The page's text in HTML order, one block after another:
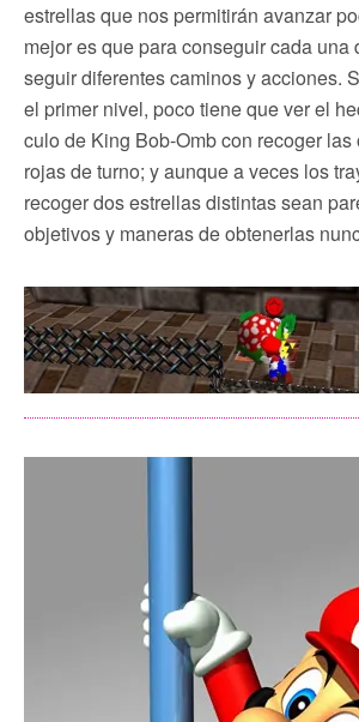
estrellas que nos permitirán avanzar
mejor es que para conseguir cada una
seguir diferentes caminos y acciones.
el primer nivel, poco tiene que ver el
culo de King Bob-Omb con recoger
rojas de turno; y aunque a veces los
recoger dos estrellas distintas sean
objetivos y maneras de obtenerlas